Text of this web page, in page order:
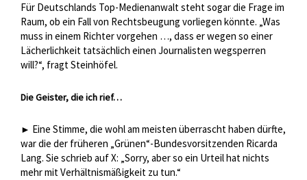
Für Deutschlands Top-Medienanwalt steht sogar die Frage im
Raum, ob ein Fall von Rechtsbeugung vorliegen könnte. „Was
muss in einem Richter vorgehen …, dass er wegen so einer
Lächerlichkeit tatsächlich einen Journalisten wegsperren
will?“, fragt Steinhöfel.
Die Geister, die ich rief…
► Eine Stimme, die wohl am meisten überrascht haben dürfte,
war die der früheren „Grünen“-Bundesvorsitzenden Ricarda
Lang. Sie schrieb auf X: „Sorry, aber so ein Urteil hat nichts
mehr mit Verhältnismäßigkeit zu tun.“